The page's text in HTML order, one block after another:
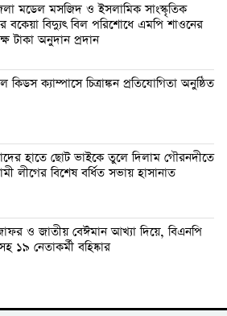
মডেল মসজিদ ও ইসলামিক সাংস্কৃতিক
বকেয়া বিদ্যুৎ বিল পরিশোধে এমপি শাওনের
টাকা অনুদান প্রদান
কিডস ক্যাম্পাসে চিত্রাঙ্কন প্রতিযোগিতা অনুষ্ঠিত
হাতে ছোট ভাইকে তুলে দিলাম গৌরনদীতে
লীগের বিশেষ বর্ধিত সভায় হাসানাত
ও জাতীয় বেঈমান আখ্যা দিয়ে, বিএনপি
১৯ নেতাকর্মী বহিষ্কার